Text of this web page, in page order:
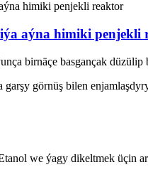
aýna himiki penjekli
birnäçe basgançak düzülip
garşy görnüş bilen